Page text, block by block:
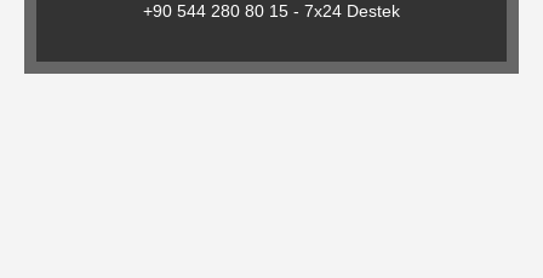
+90 544 280 80 15 - 7x24 Destek